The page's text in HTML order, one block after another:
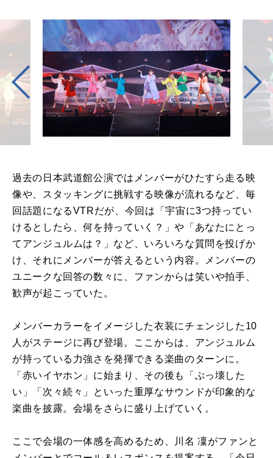
過去の日本武道館公演ではメンバーがひたすら走る映
像や、スタッキングに挑戦する映像が流れるなど、毎
回話題になるVTRだが、今回は「宇宙に3つ持ってい
けるとしたら、何を持っていく？」や「あなたにとっ
てアンジュルムは？」など、いろいろな質問を投げか
け、それにメンバーが答えるという内容。メンバーの
ユニークな回答の数々に、ファンからは笑いや拍手、
歓声が起こっていた。
メンバーカラーをイメージした衣装にチェンジした10
人がステージに再び登場。ここからは、アンジュルム
が持っている力強さを発揮できる楽曲のターンに。
「赤いイヤホン」に始まり、その後も「ぶっ壊した
い」「次々続々」といった重厚なサウンドが印象的な
楽曲を披露。会場をさらに盛り上げていく。
ここで会場の一体感を高めるため、川名 凜がファンと